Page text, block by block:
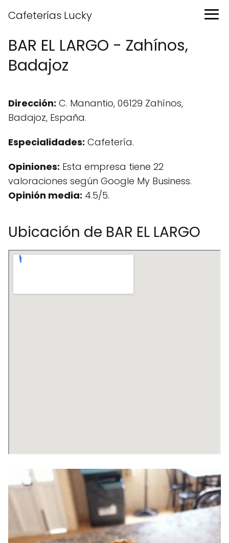
Cafeterías Lucky
BAR EL LARGO - Zahínos,
Badajoz
Dirección: C. Manantio, 06129 Zahínos,
Badajoz, España.
Especialidades: Cafetería.
Opiniones: Esta empresa tiene 22
valoraciones según Google My Business.
Opinión media: 4.5/5.
Ubicación de BAR EL LARGO